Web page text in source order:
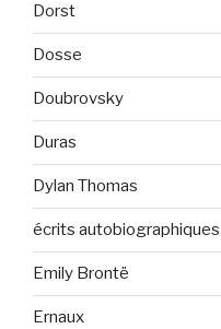
Dorst
Dosse
Doubrovsky
Duras
Dylan Thomas
écrits autobiographiques
Emily Brontë
Ernaux